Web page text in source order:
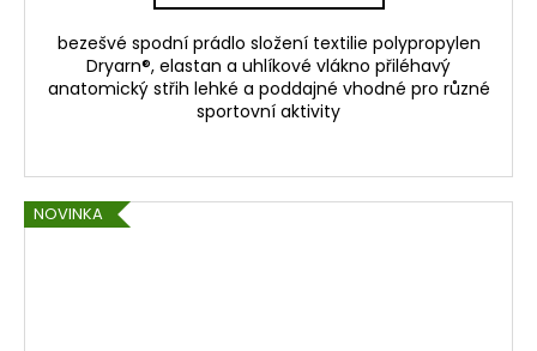
bezešvé spodní prádlo složení textilie polypropylen
Dryarn®, elastan a uhlíkové vlákno přiléhavý
anatomický střih lehké a poddajné vhodné pro různé
sportovní aktivity
NOVINKA